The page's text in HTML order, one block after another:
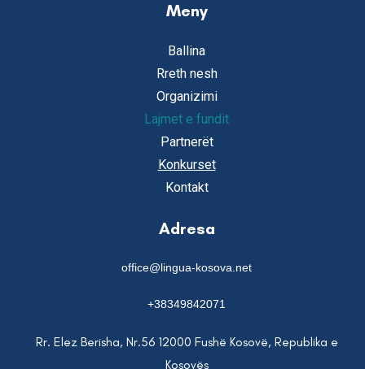
Meny
Ballina
Rreth nesh
Organizimi
Lajmet e fundit
Partnerët
Konkurset
Kontakt
Adresa
office@lingua-kosova.net
+38349842071
Rr. Elez Berisha, Nr.56 12000 Fushë Kosovë, Republika e
Kosovës